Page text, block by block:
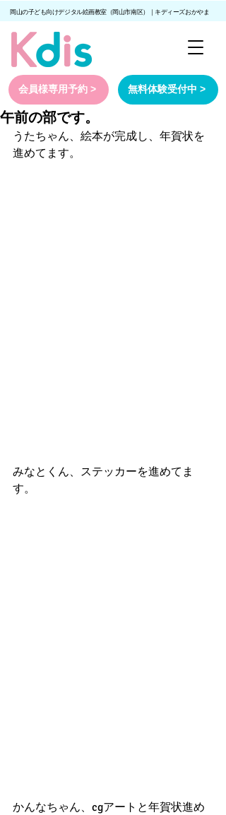
岡山の子ども向けデジタル絵画教室（岡山市南区）｜キディーズおかやま
会員様専用予約 > 無料体験受付中 >
午前の部です。
うたちゃん、絵本が完成し、年賀状を
進めてます。
みなとくん、ステッカーを進めてま
す。
かんなちゃん、cgアートと年賀状進め